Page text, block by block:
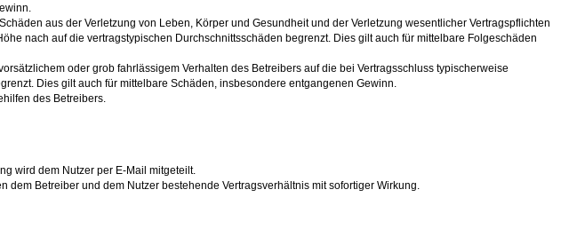
aus der Verletzung von Leben, Körper und Gesundheit und der Verletzung wesentlicher Vertragspflichten
nach auf die vertragstypischen Durchschnittsschäden begrenzt. Dies gilt auch für mittelbare Folgeschäden
oder grob fahrlässigem Verhalten des Betreibers auf die bei Vertragsschluss typischerweise
Dies gilt auch für mittelbare Schäden, insbesondere entgangenen Gewinn.
des Betreibers.
wird dem Nutzer per E-Mail mitgeteilt.
Betreiber und dem Nutzer bestehende Vertragsverhältnis mit sofortiger Wirkung.